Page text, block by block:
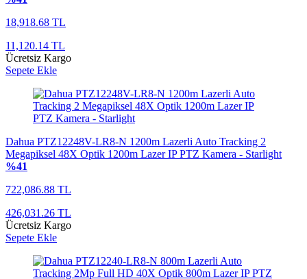
18,918.68 TL
11,120.14 TL
Ücretsiz Kargo
Sepete Ekle
Dahua PTZ12248V-LR8-N 1200m Lazerli Auto Tracking 2
Megapiksel 48X Optik 1200m Lazer IP PTZ Kamera - Starlight
%41
722,086.88 TL
426,031.26 TL
Ücretsiz Kargo
Sepete Ekle